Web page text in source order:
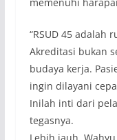
“RSUD 45 adalah
Akreditasi bukan
budaya kerja.
ingin dilayani
Inilah inti dari
tegasnya.